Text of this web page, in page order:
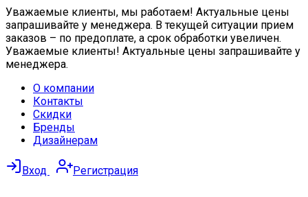
Уважаемые клиенты, мы работаем! Актуальные цены
запрашивайте у менеджера. В текущей ситуации прием
заказов – по предоплате, а срок обработки увеличен.
Уважаемые клиенты! Актуальные цены запрашивайте у
менеджера.
О компании
Контакты
Скидки
Бренды
Дизайнерам
Вход Регистрация